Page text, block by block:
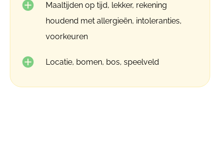
Maaltijden op tijd, lekker, rekening
houdend met allergieën, intoleranties,
voorkeuren
Locatie, bomen, bos, speelveld